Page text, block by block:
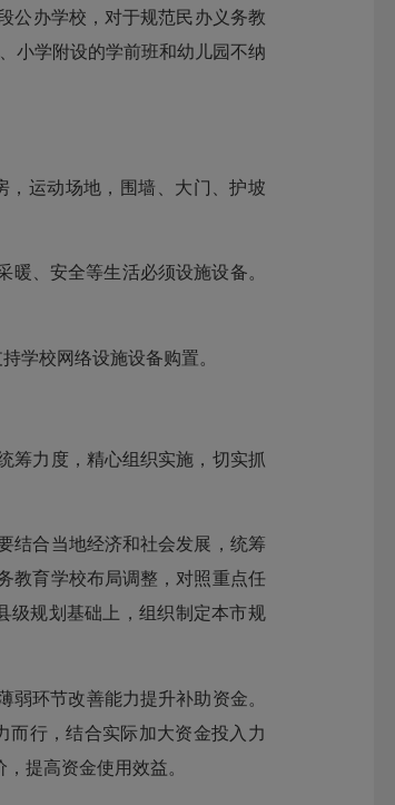
公办学校，对于规范民办义务教
小学附设的学前班和幼儿园不纳
，运动场地，围墙、大门、护坡
、安全等生活必须设施设备。
学校网络设施设备购置。
筹力度，精心组织实施，切实抓
结合当地经济和社会发展，统筹
教育学校布局调整，对照重点任
级规划基础上，组织制定本市规
环节改善能力提升补助资金。
而行，结合实际加大资金投入力
提高资金使用效益。